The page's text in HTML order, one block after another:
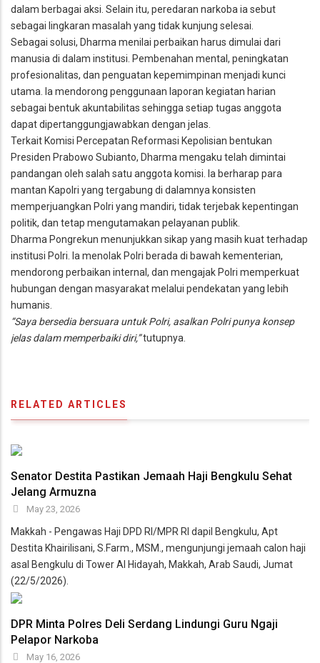
dalam berbagai aksi. Selain itu, peredaran narkoba ia sebut
sebagai lingkaran masalah yang tidak kunjung selesai.
Sebagai solusi, Dharma menilai perbaikan harus dimulai dari
manusia di dalam institusi. Pembenahan mental, peningkatan
profesionalitas, dan penguatan kepemimpinan menjadi kunci
utama. Ia mendorong penggunaan laporan kegiatan harian
sebagai bentuk akuntabilitas sehingga setiap tugas anggota
dapat dipertanggungjawabkan dengan jelas.
Terkait Komisi Percepatan Reformasi Kepolisian bentukan
Presiden Prabowo Subianto, Dharma mengaku telah dimintai
pandangan oleh salah satu anggota komisi. Ia berharap para
mantan Kapolri yang tergabung di dalamnya konsisten
memperjuangkan Polri yang mandiri, tidak terjebak kepentingan
politik, dan tetap mengutamakan pelayanan publik.
Dharma Pongrekun menunjukkan sikap yang masih kuat terhadap
institusi Polri. Ia menolak Polri berada di bawah kementerian,
mendorong perbaikan internal, dan mengajak Polri memperkuat
hubungan dengan masyarakat melalui pendekatan yang lebih
humanis.
“Saya bersedia bersuara untuk Polri, asalkan Polri punya konsep
jelas dalam memperbaiki diri,”tutupnya.
RELATED ARTICLES
Senator Destita Pastikan Jemaah Haji Bengkulu Sehat
Jelang Armuzna
May 23, 2026
Makkah - Pengawas Haji DPD RI/MPR RI dapil Bengkulu, Apt
Destita Khairilisani, S.Farm., MSM., mengunjungi jemaah calon haji
asal Bengkulu di Tower Al Hidayah, Makkah, Arab Saudi, Jumat
(22/5/2026).
DPR Minta Polres Deli Serdang Lindungi Guru Ngaji
Pelapor Narkoba
May 16, 2026